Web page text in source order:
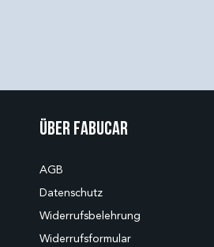
Über Fabucar
AGB
Datenschutz
Widerrufsbelehrung
Widerrufsformular